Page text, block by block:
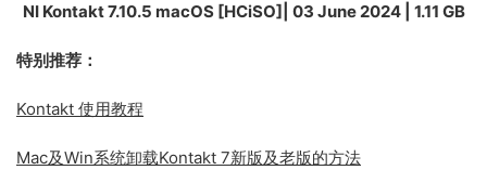
NI Kontakt 7.10.5 macOS [HCiSO]| 03 June 2024 | 1.11 GB
特别推荐：
Kontakt 使用教程
Mac及Win系统卸载Kontakt 7新版及老版的方法